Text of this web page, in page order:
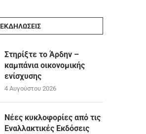
ΕΚΔΗΛΩΣΕΙΣ
Στηρίξτε το Άρδην –
καμπάνια οικονομικής
ενίσχυσης
4 Αυγούστου 2026
Νέες κυκλοφορίες από τις
Εναλλακτικές Εκδόσεις